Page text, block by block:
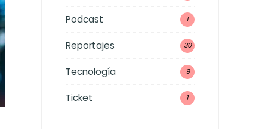
Podcast 1
Reportajes 30
Tecnología 9
Ticket 1